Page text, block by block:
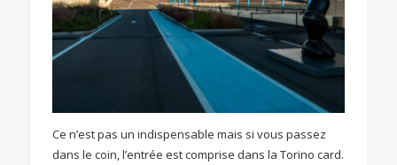
Ce n’est pas un indispensable mais si vous passez
dans le coin, l’entrée est comprise dans la Torino card.